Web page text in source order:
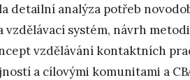
detailní analýza potřeb
systém, návrh
vzdělávání kontaktních
a cílovými komunitami a